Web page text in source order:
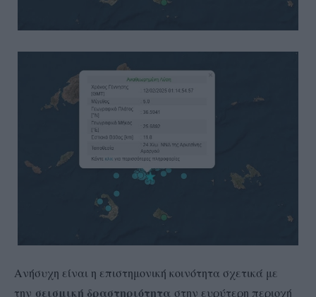
Ανήσυχη είναι η επιστημονική κοινότητα σχετικά με
την σεισμική δραστηριότητα στην ευρύτερη περιοχή